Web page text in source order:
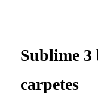
Sublime 3
carpetes